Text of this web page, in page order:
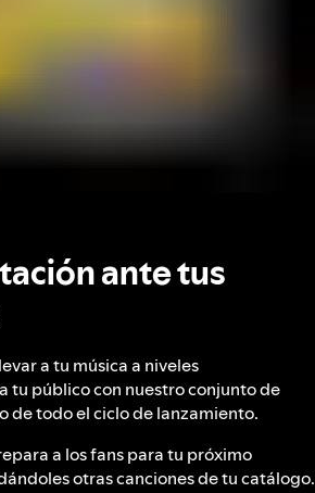
ante tus
a tu música a niveles
tu público con nuestro conjunto de
de todo el ciclo de lanzamiento.
a los fans para tu próximo
otras canciones de tu catálogo.